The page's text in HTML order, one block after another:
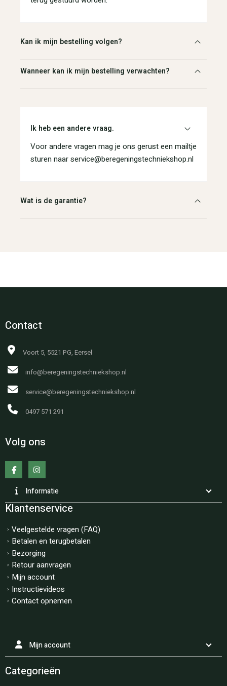
Kan ik mijn bestelling volgen?
Wanneer kan ik mijn bestelling verwachten?
Ik heb een andere vraag.
Voor andere vragen mag je ons gerust een mailtje
sturen naar service@beregeningstechniekshop.nl
Wat is de garantie?
Contact
Voort 5, 5521 PG, Eersel
info@beregeningstechniekshop.nl
service@beregeningstechniekshop.nl
0497 571 291
Volg ons
Informatie
Klantenservice
Veelgestelde vragen (FAQ)
Betalen en terugbetalen
Bezorging
Retour aanvragen
Mijn account
Instructievideos
Contact opnemen
Mijn account
Categorieën